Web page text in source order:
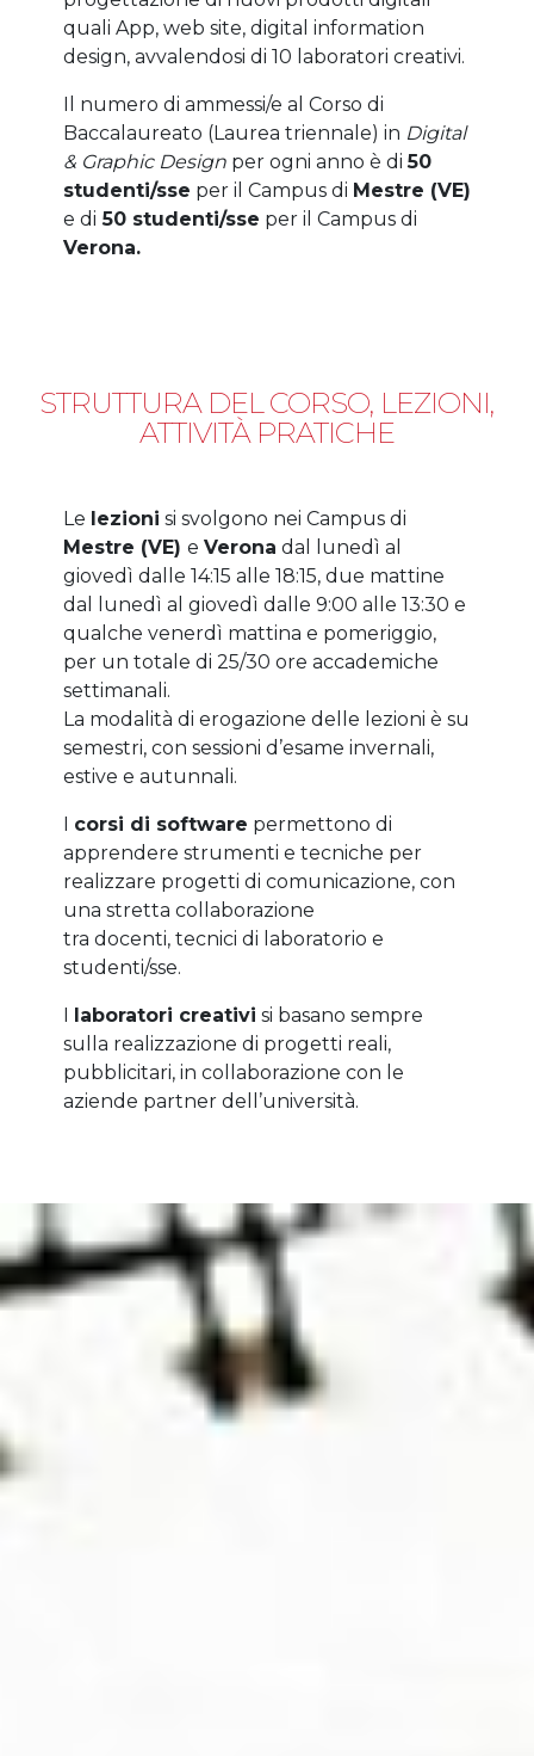
quali App, web site, digital information
design, avvalendosi di 10 laboratori creativi.
Il numero di ammessi/e al Corso di
Baccalaureato (Laurea triennale) in Digital
& Graphic Designper ogni anno è di50
studenti/sse per il Campus di Mestre (VE)
e di 50 studenti/sse per il Campus di
Verona.
STRUTTURA DEL CORSO, LEZIONI,
ATTIVITÀ PRATICHE
Le lezioni si svolgono nei Campus di
Mestre (VE) e Verona dal lunedì al
giovedì dalle 14:15 alle 18:15, due mattine
dal lunedì al giovedì dalle 9:00 alle 13:30 e
qualche venerdì mattina e pomeriggio,
per un totale di 25/30 ore accademiche
settimanali.
La modalità di erogazione delle lezioni è su
semestri, con sessioni d’esame invernali,
estive e autunnali.
I corsi di software permettono di
apprendere strumenti e tecniche per
realizzare progetti di comunicazione, con
una stretta collaborazione
tra docenti, tecnici di laboratorio e
studenti/sse.
I laboratori creativi si basano sempre
sulla realizzazione di progetti reali,
pubblicitari, in collaborazione con le
aziende partner dell’università.